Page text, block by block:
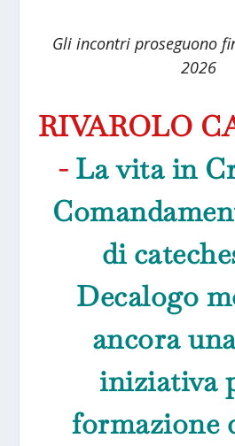
Gli incontri proseguono
2026
RIVAROLO
- La vita in
di
Decalogo
ancora
iniziativa
formazione